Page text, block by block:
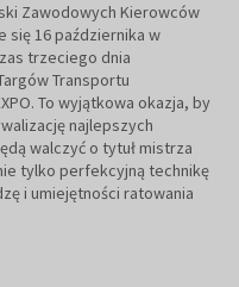
Zawodowych Kierowców
się 16 października w
trzeciego dnia
Transportu
To wyjątkowa okazja, by
najlepszych
walczyć o tytuł mistrza
tylko perfekcyjną technikę
i umiejętności ratowania